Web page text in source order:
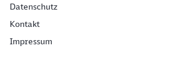
Datenschutz
Kontakt
Impressum